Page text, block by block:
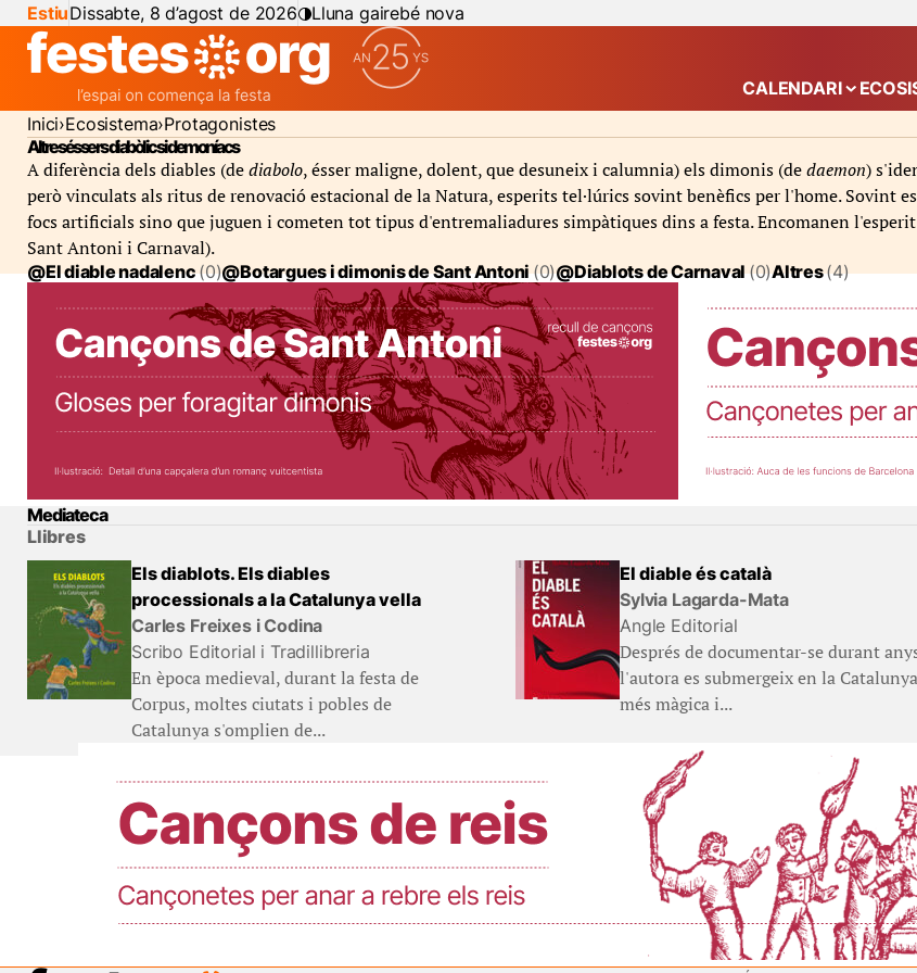
EstiuDissabte, 8 d’agost de 2026 Lluna gairebé nova
CALENDARI Mostra el
Inici Ecosistema Protagonistes
Altres éssers diabòlics i demoníacs
A diferència dels diables (dediabolo, ésser maligne, dolent, que desuneix i calumnia) els dimonis (dedaemon)
però vinculats als ritus de renovació estacional de la Natura, esperits tel·lúrics sovint benèfics per l'home. Sovint
focs artificials sino que juguen i cometen tot tipus d'entremaliadures simpàtiques dins a festa. Encomanen
Sant Antoni i Carnaval).
@El diable nadalenc(0)@Botargues i dimonis de Sant Antoni(0)@Diablots de Carnaval(0)Altres(4)
Mediateca
Llibres
Els diablots. Els diables
processionals a la Catalunya vella
Carles Freixes i Codina
Scribo Editorial i Tradillibreria
En època medieval, durant la festa de
Corpus, moltes ciutats i pobles de
Catalunya s'omplien de...
El diable és català
Sylvia Lagarda-Mata
Angle Editorial
Després de documentar-se durant
l'autora es submergeix en la Catalunya
més màgica i...